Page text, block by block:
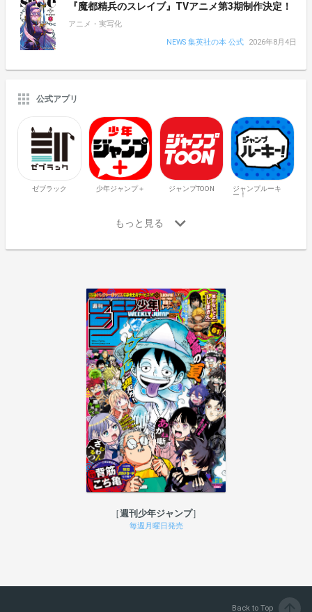
『魔都精兵のスレイブ』TVアニメ第3期制作決定！
アニメ・実写化
NEWS 集英社の本 公式
2026年8月4日
公式アプリ
ゼブラック 少年ジャンプ＋ ジャンプTOON
ジャンプルーキ
ー！
週刊少年ジャンプ
毎週月曜日発売
Back to Top